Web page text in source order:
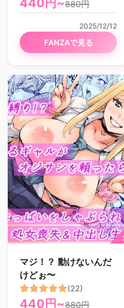
880円
FANZAで見る
2025/12/12
マジ！？ 動けないんだ
けどぉ〜
(22)
440円~880円